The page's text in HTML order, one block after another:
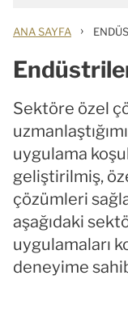
ANA SAYFA ›
Sektöre özel
uygulama
geliştirilmiş,
çözümleri
aşağıdaki
uygulamaları
deneyime